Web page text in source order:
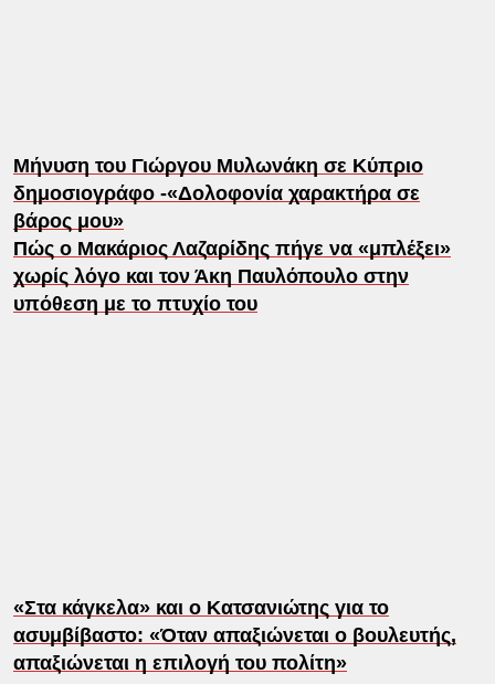
Μήνυση του Γιώργου Μυλωνάκη σε Κύπριο
δημοσιογράφο -«Δολοφονία χαρακτήρα σε
βάρος μου»
Πώς ο Μακάριος Λαζαρίδης πήγε να «μπλέξει»
χωρίς λόγο και τον Άκη Παυλόπουλο στην
υπόθεση με το πτυχίο του
«Στα κάγκελα» και ο Κατσανιώτης για το
ασυμβίβαστο: «Όταν απαξιώνεται ο βουλευτής,
απαξιώνεται η επιλογή του πολίτη»